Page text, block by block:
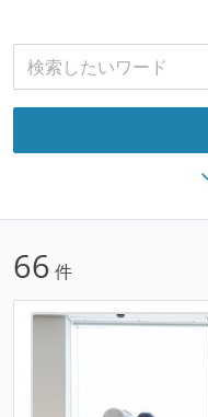
66 件